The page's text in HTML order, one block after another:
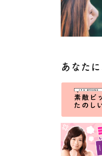
あなた